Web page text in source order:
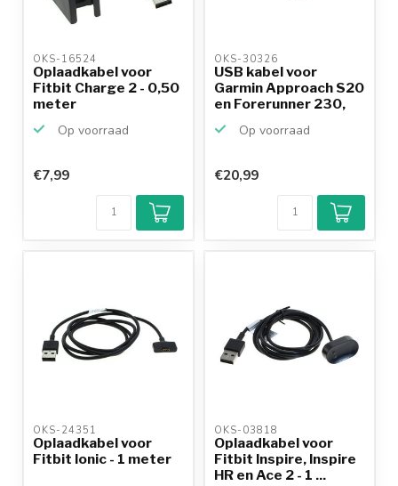
OKS-16524
Oplaadkabel voor
Fitbit Charge 2 - 0,50
meter
Op voorraad
€7,99
OKS-30326
USB kabel voor
Garmin Approach S20
en Forerunner 230,
Op voorraad
€20,99
OKS-24351
Oplaadkabel voor
Fitbit Ionic - 1 meter
OKS-03818
Oplaadkabel voor
Fitbit Inspire, Inspire
HR en Ace 2 - 1 ...